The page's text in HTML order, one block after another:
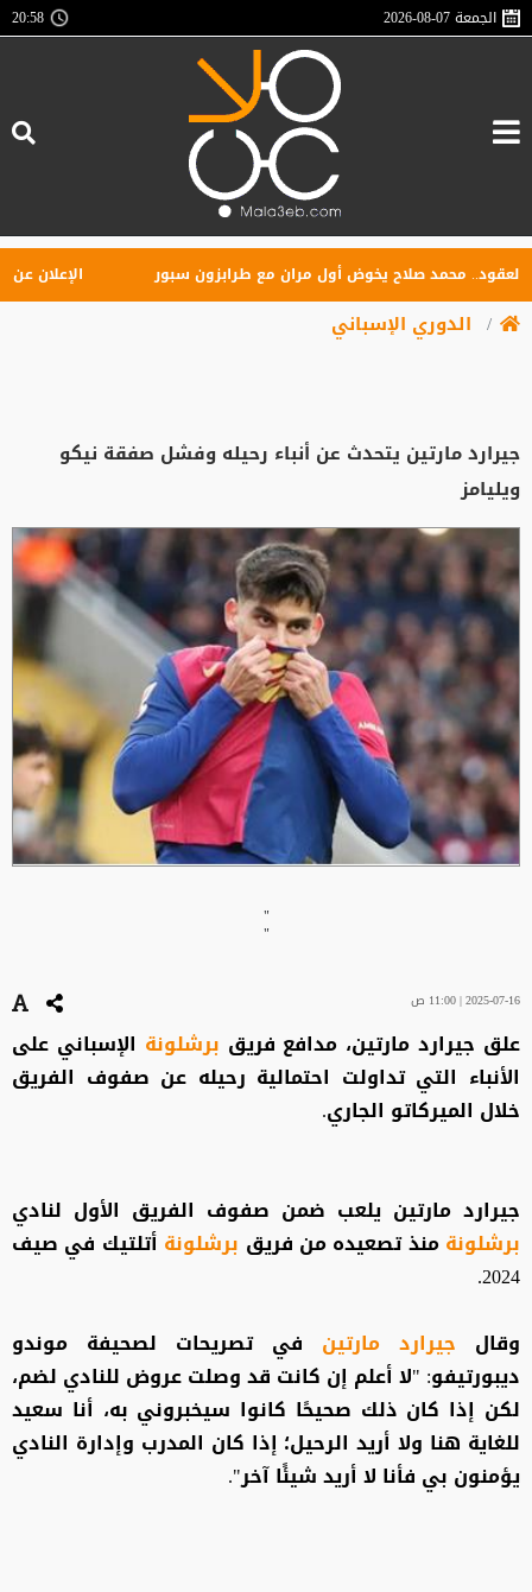
الجمعة2026-08-07
20:58
محمد صلاح يخوض أول مران مع طرابزون سبور الإعلان عن
الدوري الإسباني
جيرارد مارتين يتحدث عن أنباء رحيله وفشل صفقة نيكو
ويليامز
"
"
2025-07-16 | 11:00 ص
علق جيرارد مارتين، مدافع فريق برشلونة الإسباني على
الأنباء التي تداولت احتمالية رحيله عن صفوف الفريق
خلال الميركاتو الجاري.
جيرارد مارتين يلعب ضمن صفوف الفريق الأول لنادي
برشلونةمنذ تصعيده من فريق برشلونة أتلتيك في صيف
2024.
وقال جيرارد مارتين في تصريحات لصحيفة موندو
ديبورتيفو: "لا أعلم إن كانت قد وصلت عروض للنادي لضم،
لكن إذا كان ذلك صحيحًا كانوا سيخبروني به، أنا سعيد
للغاية هنا ولا أريد الرحيل؛ إذا كان المدرب وإدارة النادي
يؤمنون بي فأنا لا أريد شيئًا آخر".